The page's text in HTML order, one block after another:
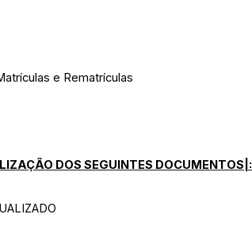
e Rematrículas
DOS SEGUINTES DOCUMENTOS|: